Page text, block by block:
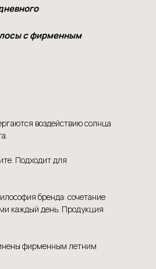
с фирменным
воздействию солнца
Подходит для
бренда: сочетание
каждый день. Продукция
фирменным летним